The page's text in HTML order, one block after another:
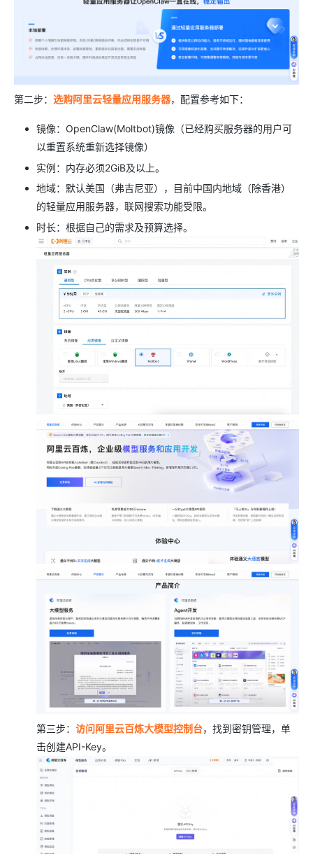
第二步： 选购阿里云轻量应用服务器，配置参考如下：
镜像：OpenClaw(Moltbot)镜像（已经购买服务器的用户可
以重置系统重新选择镜像）
实例：内存必须2GiB及以上。
地域：默认美国（弗吉尼亚），目前中国内地域（除香港）
的轻量应用服务器，联网搜索功能受限。
时长：根据自己的需求及预算选择。
第三步： 访问阿里云百炼大模型控制台，找到密钥管理，单
击创建API-Key。